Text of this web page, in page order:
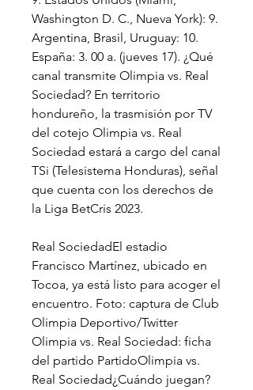
Washington D. C., Nueva York): 9.
Argentina, Brasil, Uruguay: 10.
España: 3. 00 a. (jueves 17). ¿Qué
canal transmite Olimpia vs. Real
Sociedad? En territorio
hondureño, la trasmisión por TV
del cotejo Olimpia vs. Real
Sociedad estará a cargo del canal
TSi (Telesistema Honduras), señal
que cuenta con los derechos de
la Liga BetCris 2023.
Real SociedadEl estadio
Francisco Martínez, ubicado en
Tocoa, ya está listo para acoger el
encuentro. Foto: captura de Club
Olimpia Deportivo/Twitter
Olimpia vs. Real Sociedad: ficha
del partido PartidoOlimpia vs.
Real Sociedad¿Cuándo juegan?